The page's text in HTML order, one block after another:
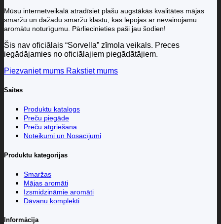
Mūsu internetveikalā atradīsiet plašu augstākās kvalitātes mājas
smaržu un dažādu smaržu klāstu, kas lepojas ar nevainojamu
aromātu noturīgumu. Pārliecinieties paši jau šodien!
Šis nav oficiālais “Sorvella” zīmola veikals. Preces
iegādājamies no oficiālajiem piegādātājiem.
Piezvaniet mums Rakstiet mums
Saites
Produktu katalogs
Preču piegāde
Preču atgriešana
Noteikumi un Nosacījumi
Produktu kategorijas
Smaržas
Mājas aromāti
Izsmidzināmie aromāti
Dāvanu komplekti
Informācija